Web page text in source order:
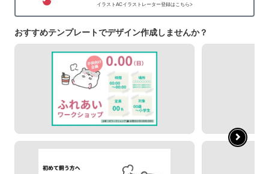
イラストACイラストレーター登録はこちら>
おすすめテンプレートでデザイン作成しませんか？